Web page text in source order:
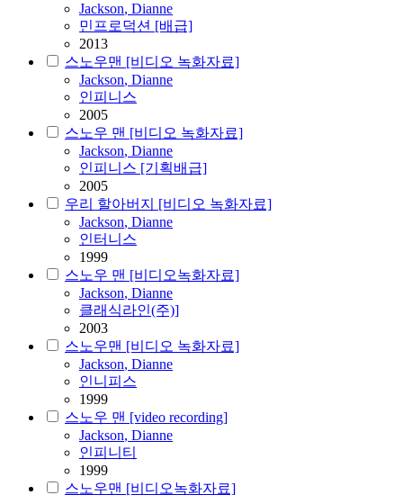
Jackson, Dianne
민프로덕션 [배급]
2013
스노우맨 [비디오 녹화자료]
Jackson, Dianne
인피니스
2005
스노우 맨 [비디오 녹화자료]
Jackson, Dianne
인피니스 [기획배급]
2005
우리 할아버지 [비디오 녹화자료]
Jackson, Dianne
인터니스
1999
스노우 맨 [비디오녹화자료]
Jackson, Dianne
클래식라인(주)]
2003
스노우맨 [비디오 녹화자료]
Jackson, Dianne
인니피스
1999
스노우 맨 [video recording]
Jackson, Dianne
인피니티
1999
스노우맨 [비디오녹화자료]